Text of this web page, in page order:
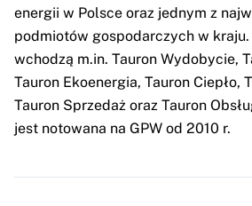
energii w Polsce oraz jednym z
podmiotów gospodarczych w kraju.
wchodzą m.in. Tauron Wydobycie,
Tauron Ekoenergia, Tauron Ciepło,
Tauron Sprzedaż oraz Tauron
jest notowana na GPW od 2010 r.